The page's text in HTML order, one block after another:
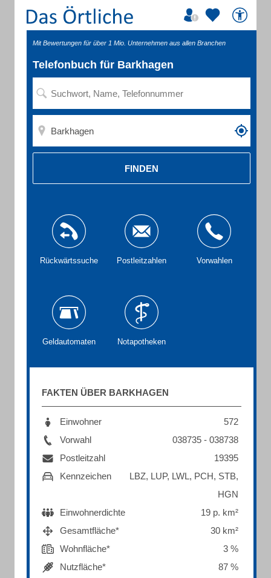
Mit Bewertungen für über 1 Mio. Unternehmen aus allen Branchen
Telefonbuch für Barkhagen
FINDEN
Rückwärtssuche Postleitzahlen Vorwahlen
Geldautomaten Notapotheken
FAKTEN ÜBER BARKHAGEN
Einwohner
572
Vorwahl
038735 - 038738
Postleitzahl
19395
Kennzeichen
LBZ, LUP, LWL, PCH, STB,
HGN
Einwohnerdichte
19 p. km²
Gesamtfläche*
30 km²
Wohnfläche*
3 %
Nutzfläche*
87 %